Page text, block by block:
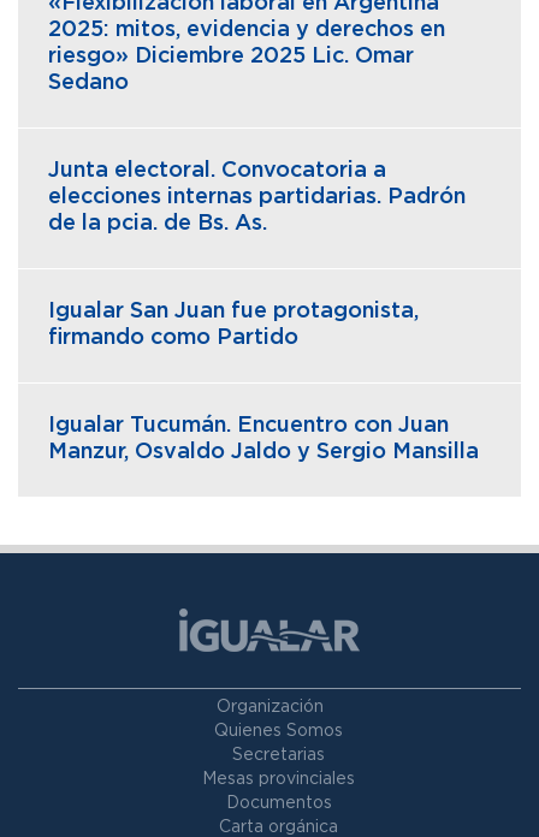
2025: mitos, evidencia y derechos en
riesgo» Diciembre 2025 Lic. Omar
Sedano
Junta electoral. Convocatoria a
elecciones internas partidarias. Padrón
de la pcia. de Bs. As.
Igualar San Juan fue protagonista,
firmando como Partido
Igualar Tucumán. Encuentro con Juan
Manzur, Osvaldo Jaldo y Sergio Mansilla
Organización
Quienes Somos
Secretarias
Mesas provinciales
Documentos
Carta orgánica